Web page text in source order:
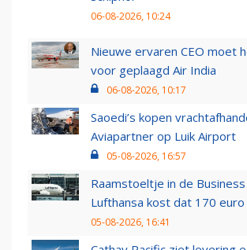
06-08-2026, 10:24
Nieuwe ervaren CEO moet
voor geplaagd Air India
06-08-2026, 10:17
Saoedi’s kopen
Aviapartner op Luik Airport
05-08-2026, 16:57
Raamstoeltje in de Business
Lufthansa kost dat 170
05-08-2026, 16:41